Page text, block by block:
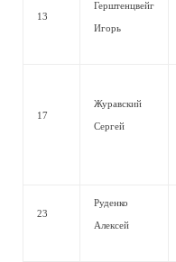
13
Герштенцвейг
Игорь
17
Журавский
Сергей
23
Руденко
Алексей